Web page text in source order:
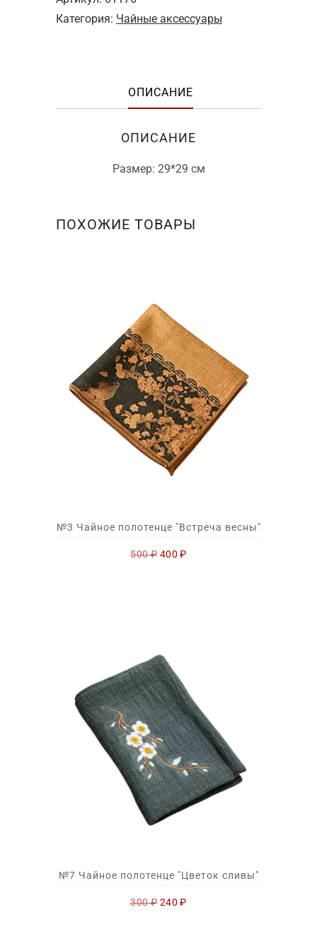
Чайное
полотенце
Категория: Чайные аксессуары
ОПИСАНИЕ
ОПИСАНИЕ
Размер: 29*29 см
ПОХОЖИЕ ТОВАРЫ
№3 Чайное полотенце "Встреча весны"
500₽ Первоначальная
400₽Текущая
№7 Чайное полотенце "Цветок сливы"
300₽ Первоначальная
240₽Текущая